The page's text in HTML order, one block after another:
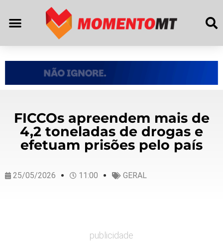
FICCOs apreendem mais de
4,2 toneladas de drogas e
efetuam prisões pelo país
25/05/2026 11:00 GERAL
publicidade